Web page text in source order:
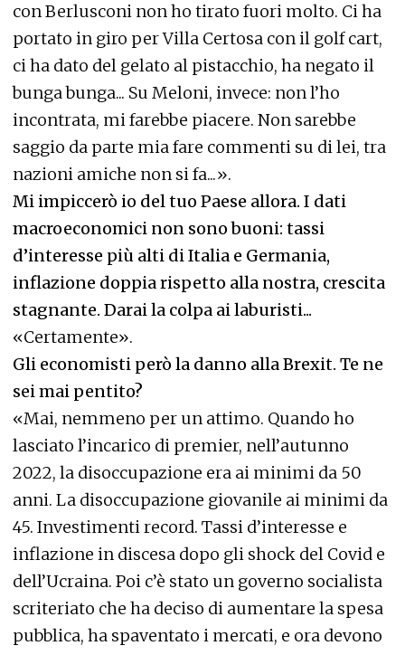
con Berlusconi non ho tirato fuori molto. Ci ha
portato in giro per Villa Certosa con il golf cart,
ci ha dato del gelato al pistacchio, ha negato il
bunga bunga... Su Meloni, invece: non l’ho
incontrata, mi farebbe piacere. Non sarebbe
saggio da parte mia fare commenti su di lei, tra
nazioni amiche non si fa...».
Mi impiccerò io del tuo Paese allora. I dati
macroeconomici non sono buoni: tassi
d’interesse più alti di Italia e Germania,
inflazione doppia rispetto alla nostra, crescita
stagnante. Darai la colpa ai laburisti...
«Certamente».
Gli economisti però la danno alla Brexit. Te ne
sei mai pentito?
«Mai, nemmeno per un attimo. Quando ho
lasciato l’incarico di premier, nell’autunno
2022, la disoccupazione era ai minimi da 50
anni. La disoccupazione giovanile ai minimi da
45. Investimenti record. Tassi d’interesse e
inflazione in discesa dopo gli shock del Covid e
dell’Ucraina. Poi c’è stato un governo socialista
scriteriato che ha deciso di aumentare la spesa
pubblica, ha spaventato i mercati, e ora devono